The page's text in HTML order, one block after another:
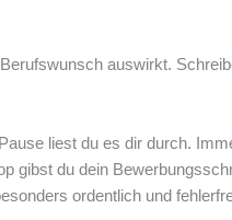
auswirkt.
liest du es dir durch.
gibst du dein
ordentlich und